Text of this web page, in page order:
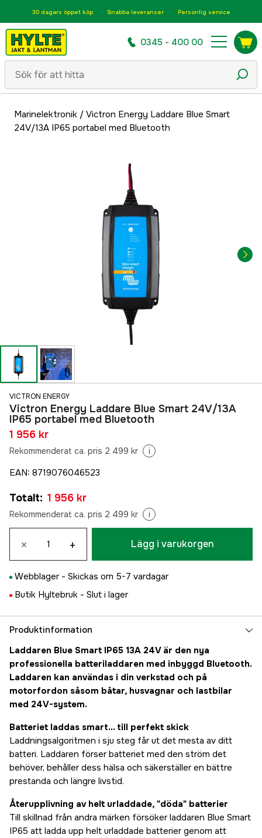
30 dagars öppet köp Snabba leveranser Personlig service
0345 - 400 00
Marinelektronik / Victron Energy Laddare Blue Smart
24V/13A IP65 portabel med Bluetooth
VICTRON ENERGY
Victron Energy Laddare Blue Smart 24V/13A
IP65 portabel med Bluetooth
1 956 kr
Rekommenderat ca. pris 2 499 kr i
EAN: 8719076046523
Totalt: 1 956 kr
Rekommenderat ca. pris 2 499 kr i
× + Lägg i varukorgen
Webblager - Skickas om 5-7 vardagar
Butik Hyltebruk - Slut i lager
Produktinformation
Laddaren Blue Smart IP65 13A 24V är den nya
professionella batteriladdaren med inbyggd Bluetooth.
Laddaren kan användas i din verkstad och på
motorfordon såsom båtar, husvagnar och lastbilar
med 24V-system.
Batteriet laddas smart... till perfekt skick
Laddningsalgoritmen i sju steg får ut det mesta av ditt
batteri. Laddaren förser batteriet med den ström det
behöver, behåller dess hälsa och säkerställer en bättre
prestanda och längre livstid.
Återupplivning av helt urladdade, "döda" batterier
Till skillnad från andra märken försöker laddaren Blue Smart
IP65 att ladda upp helt urladdade batterier genom att